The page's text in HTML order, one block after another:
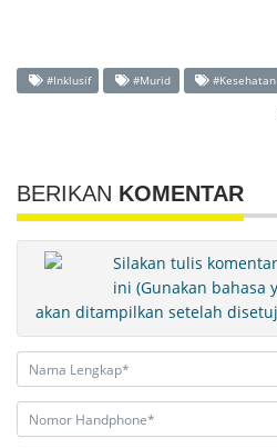
#Inklusif #Murid #Kesehatan
BERIKAN KOMENTAR
Silakan tulis
ini (Gunakan bahasa
akan ditampilkan setelah